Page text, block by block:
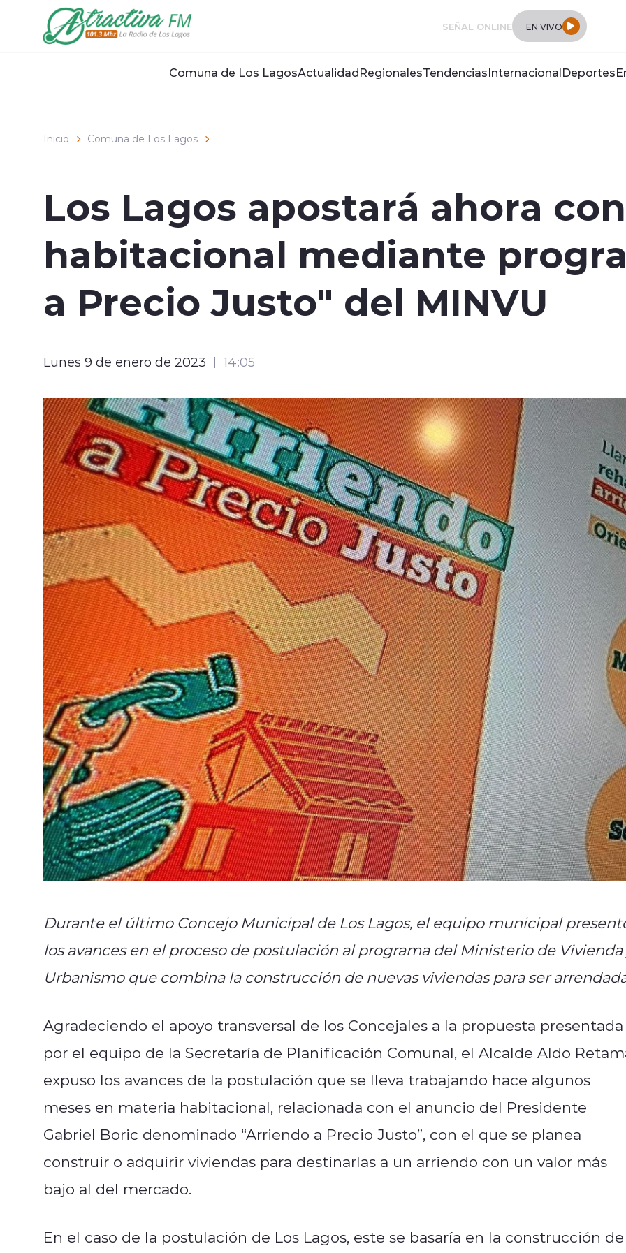
Click acá para ir directamente al contenido
SEÑAL ONLINE EN VIVO
Comuna de Los LagosActualidadRegionalesTendenciasInternacionalDeportes
Inicio Comuna de Los Lagos
Los Lagos apostará ahora
habitacional mediante
a Precio Justo" del MINVU
Lunes 9 de enero de 2023 14:05
Durante el último Concejo Municipal de Los Lagos, el equipo municipal
los avances en el proceso de postulación al programa del Ministerio de Vivienda
Urbanismo que combina la construcción de nuevas viviendas para ser
Agradeciendo el apoyo transversal de los Concejales a la propuesta presentada
por el equipo de la Secretaría de Planificación Comunal, el Alcalde Aldo
expuso los avances de la postulación que se lleva trabajando hace algunos
meses en materia habitacional, relacionada con el anuncio del Presidente
Gabriel Boric denominado “Arriendo a Precio Justo”, con el que se planea
construir o adquirir viviendas para destinarlas a un arriendo con un valor más
bajo al del mercado.
En el caso de la postulación de Los Lagos, este se basaría en la construcción de